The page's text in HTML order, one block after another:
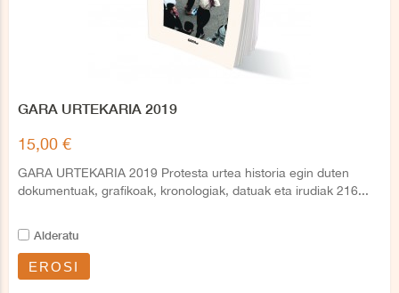
GARA URTEKARIA 2019
15,00 €
GARA URTEKARIA 2019 Protesta urtea historia egin duten
dokumentuak, grafikoak, kronologiak, datuak eta irudiak 216...
Alderatu
EROSI